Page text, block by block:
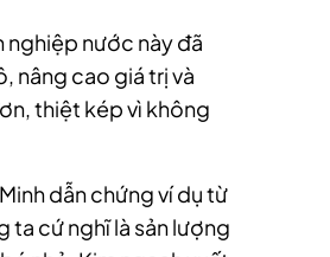
nghiệp nước này đã
nâng cao giá trị và
thiệt kép vì không
dẫn chứng ví dụ từ
ta cứ nghĩ là sản lượng